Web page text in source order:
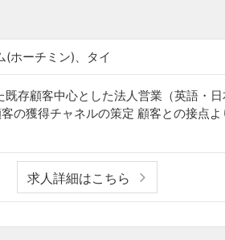
(ホーチミン)、タイ
存顧客中心とした法人営業（英語・
の獲得チャネルの策定 顧客との接点よ
求人詳細はこちら